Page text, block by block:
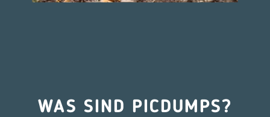
WAS SIND PICDUMPS?